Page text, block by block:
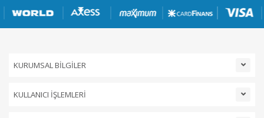
KURUMSAL BİLGİLER
KULLANICI İŞLEMLERİ